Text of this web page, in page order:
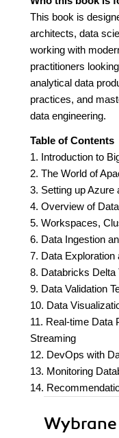
This book is
architects, data
working with
practitioners
analytical data
practices, and
data engineering.
Table of Contents
1. Introduction to
2. The World of
3. Setting up
4. Overview of
5. Workspaces,
6. Data Ingestion
7. Data Exploration
8. Databricks Delta
9. Data Validation
10. Data
11. Real-time Data
Streaming
12. DevOps with
13. Monitoring
14.